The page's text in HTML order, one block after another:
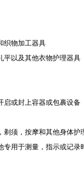
织物加工器具
平以及其他衣物护理器具
启或封上容器或包裹设备
剃须，按摩和其他身体护
专用于测量，指示或记录